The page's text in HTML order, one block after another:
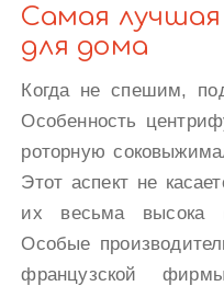
Самая
для дома
Когда не спешим,
Особенность
роторную
Этот аспект не
их весьма высока
Особые
французской